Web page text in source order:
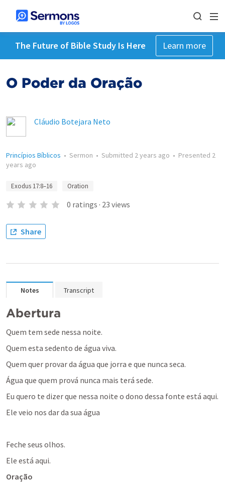
The Future of Bible Study Is Here Learn more
O Poder da Oração
Cláudio Botejara Neto
Princípios Bíblicos • Sermon • Submitted 2 years ago • Presented 2
years ago
Exodus 17:8–16 Oration
0 ratings · 23 views
Share
Notes Transcript
Abertura
Quem tem sede nessa noite.
Quem esta sedento de água viva.
Quem quer provar da água que jorra e que nunca seca.
Água que quem prová nunca mais terá sede.
Eu quero te dizer que nessa noite o dono dessa fonte está aqui.
Ele veio nos dar da sua água
Feche seus olhos.
Ele está aqui.
Oração